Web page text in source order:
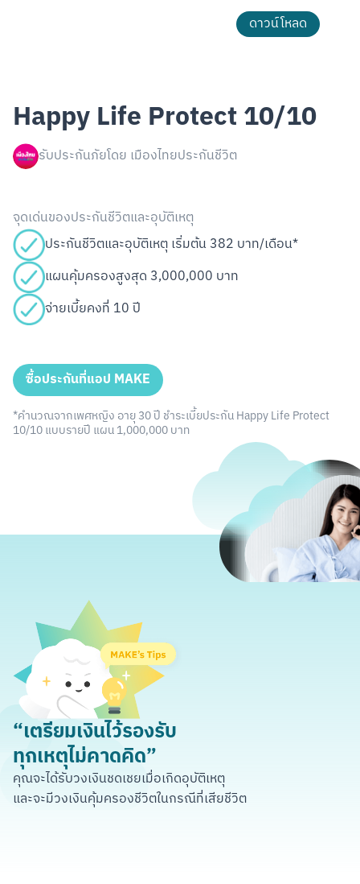
ดาวน์โหลด
Happy Life Protect 10/10
รับประกันภัยโดย เมืองไทยประกันชีวิต
จุดเด่นของประกันชีวิตและอุบัติเหตุ
ประกันชีวิตและอุบัติเหตุ เริ่มต้น 382 บาท/เดือน*
แผนคุ้มครองสูงสุด 3,000,000 บาท
จ่ายเบี้ยคงที่ 10 ปี
ซื้อประกันที่แอป MAKE
*คำนวณจากเพศหญิง อายุ 30 ปี ชำระเบี้ยประกัน Happy Life Protect
10/10 แบบรายปี แผน 1,000,000 บาท
“เตรียมเงินไว้รองรับ
ทุกเหตุไม่คาดคิด”
คุณจะได้รับวงเงินชดเชยเมื่อเกิดอุบัติเหตุ
และจะมีวงเงินคุ้มครองชีวิตในกรณีที่เสียชีวิต